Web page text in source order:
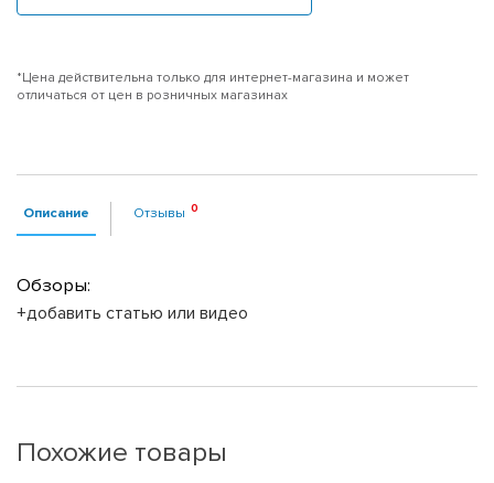
*Цена действительна только для интернет-магазина и может
отличаться от цен в розничных магазинах
Описание Отзывы
Обзоры:
+добавить статью или видео
Похожие товары